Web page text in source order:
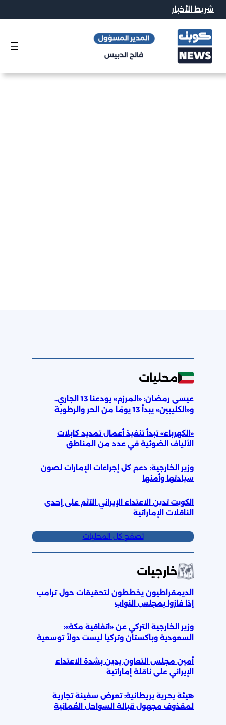
شريط الأخبار
محليات
عيسى رمضان: «المرزم» يودعنا 13 الجاري..
و«الكليبين» يبدأ 13 يومًا من الحر والرطوبة
«الكهرباء» تبدأ تنفيذ أعمال تمديد كابلات
الألياف الضوئية في عدد من المناطق
وزير الخارجية: دعم كل إجراءات الإمارات لصون
سيادتها وأمنها
الكويت تدين الاعتداء الإيراني الآثم على إحدى
الناقلات الإماراتية
تصفح كل المحليات
خارجيات
الديمقراطيون يخططون لتحقيقات حول ترامب
إذا فازوا بمجلس النواب
وزير الخارجية التركي عن «اتفاقية مكة»:
السعودية وباكستان وتركيا ليست دولاً توسعية
أمين مجلس التعاون يدين بشدة الاعتداء
الإيراني على ناقلة إماراتية
هيئة بحرية بريطانية: تعرض سفينة تجارية
لمقذوف مجهول قبالة السواحل العُمانية